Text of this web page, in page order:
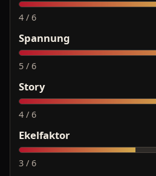
4 / 6
Spannung
5 / 6
Story
4 / 6
Ekelfaktor
3 / 6